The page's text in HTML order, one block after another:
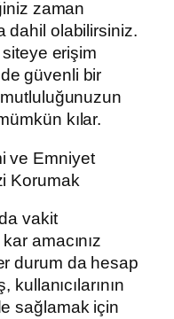
zaman
dahil olabilirsiniz.
siteye erişim
güvenli bir
kılar.
ve Emniyet
Korumak
vakit
amacınız
durum da hesap
sağlamak için